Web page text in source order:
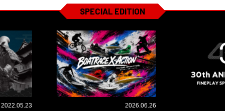
SPECIAL EDITION
2022.05.23 2026.06.26